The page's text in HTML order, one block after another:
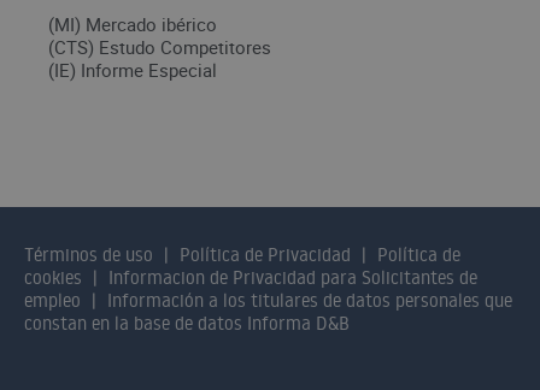
(MI) Mercado ibérico
(CTS) Estudo Competitores
(IE) Informe Especial
Términos de uso Política de Privacidad
Política de
cookies
Informacion de Privacidad para Solicitantes de
empleo
Información a los titulares de datos personales que
constan en la base de datos Informa D&B